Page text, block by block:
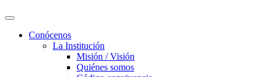
Conócenos
La Institución
Misión / Visión
Quiénes somos